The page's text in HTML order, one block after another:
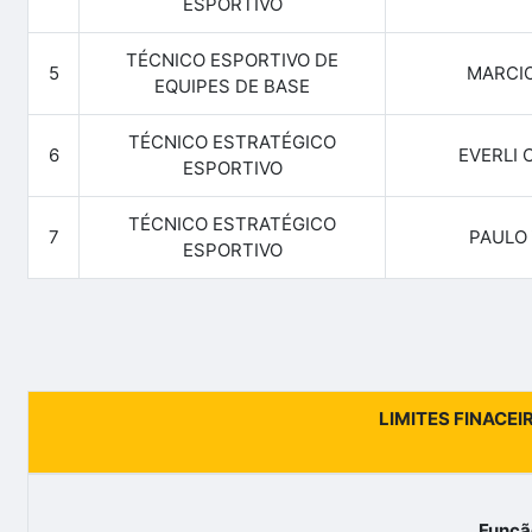
5
TÉCNICO ESPORTIVO DE
EQUIPES DE BASE
6
TÉCNICO ESTRATÉGICO
ESPORTIVO
EVERLI
7
TÉCNICO ESTRATÉGICO
ESPORTIVO
LIMITES